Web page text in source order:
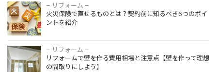
– リフォーム –
火災保険で直せるものとは？契約前に知るべき6つのポイ
ントを紹介
– リフォーム –
リフォームで壁を作る費用相場と注意点【壁を作って理想
の間取りにしよう】